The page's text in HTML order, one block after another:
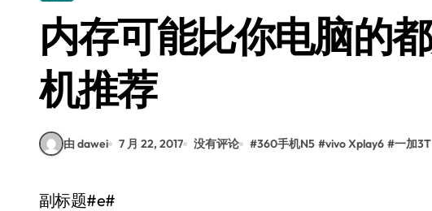
荣耀WIN资讯秒达，手机实用管家助你快人一步领风
内存可能比你电脑的
机推荐
由 dawei 7 月 22, 2017 没有评论 #360手机N5 #vivo Xplay6 #一加3T
副标题#e#